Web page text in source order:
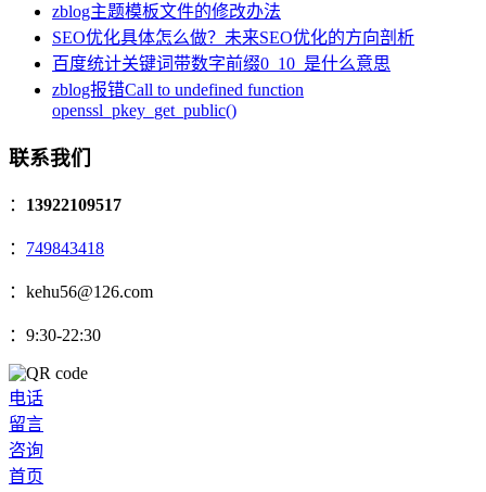
zblog主题模板文件的修改办法
SEO优化具体怎么做？未来SEO优化的方向剖析
百度统计关键词带数字前缀0_10_是什么意思
zblog报错Call to undefined function
openssl_pkey_get_public()
联系我们
： 13922109517
： 749843418
：kehu56@126.com
：9:30-22:30
电话
留言
咨询
首页